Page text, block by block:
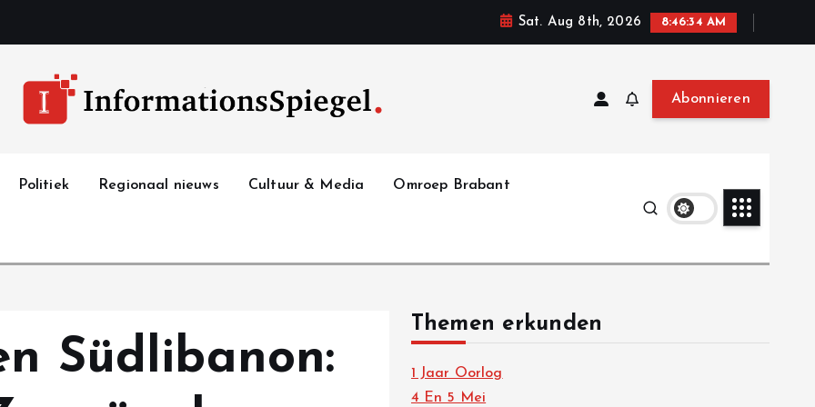
Sat. Aug 8th, 2026 8:46:36 AM
Abonnieren
Politiek Regionaal nieuws Cultuur & Media Omroep Brabant
Südlibanon:
Themen erkunden
1 Jaar Oorlog
4 En 5 Mei